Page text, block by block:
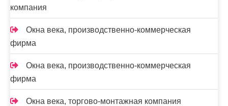
компания
Окна века, производственно-коммерческая
фирма
Окна века, производственно-коммерческая
фирма
Окна века, торгово-монтажная компания